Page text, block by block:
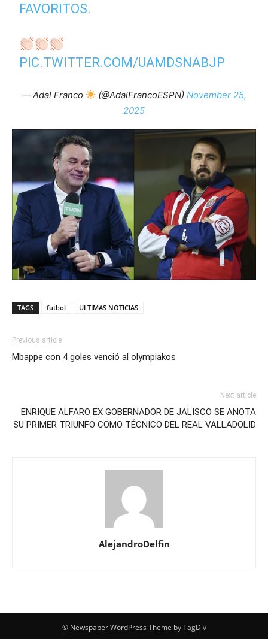
FAVORITOS.
PIC.TWITTER.COM/UAMDSNABJP
— Adal Franco (@AdalFrancoESPN) November 25,
2025
TAGS futbol ULTIMAS NOTICIAS
Previous article
Mbappe con 4 goles venció al olympiakos
Next article
ENRIQUE ALFARO EX GOBERNADOR DE JALISCO SE ANOTA
SU PRIMER TRIUNFO COMO TÉCNICO DEL REAL VALLADOLID
AlejandroDelfin
© Newspaper WordPress Theme by TagDiv